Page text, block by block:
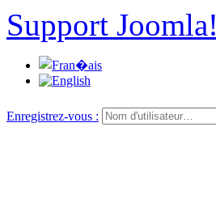
Support Joomla!
Enregistrez-vous :